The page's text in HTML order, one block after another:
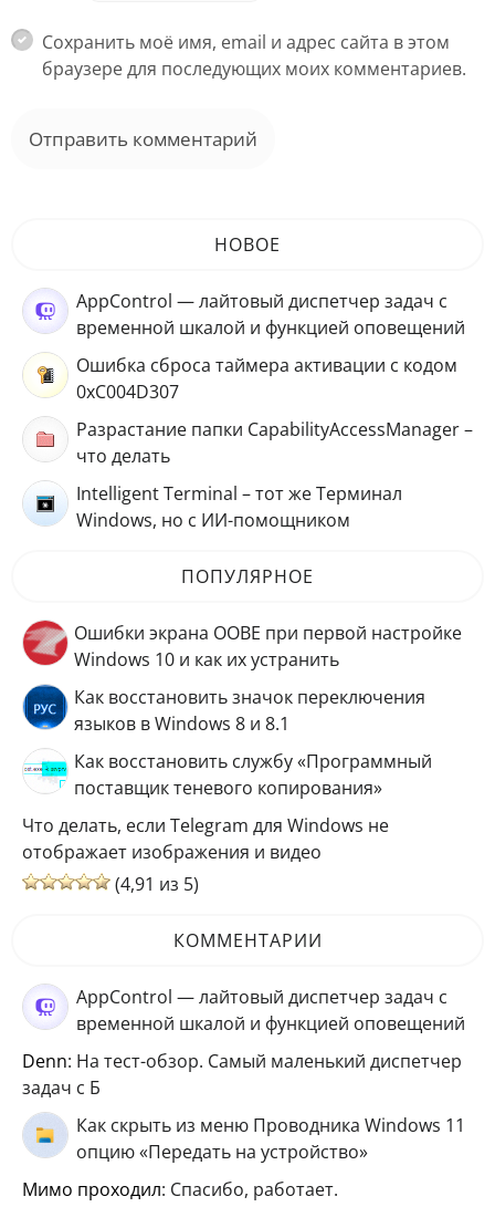
Сохранить моё имя, email и адрес сайта в этом
браузере для последующих моих комментариев.
НОВОЕ
AppControl — лайтовый диспетчер задач с
временной шкалой и функцией оповещений
Ошибка сброса таймера активации с кодом
0xC004D307
Разрастание папки CapabilityAccessManager –
что делать
Intelligent Terminal – тот же Терминал
Windows, но с ИИ-помощником
ПОПУЛЯРНОЕ
Ошибки экрана OOBE при первой настройке
Windows 10 и как их устранить
Как восстановить значок переключения
языков в Windows 8 и 8.1
Как восстановить службу «Программный
поставщик теневого копирования»
Что делать, если Telegram для Windows не
отображает изображения и видео
(4,91 из 5)
КОММЕНТАРИИ
AppControl — лайтовый диспетчер задач с
временной шкалой и функцией оповещений
Denn: На тест-обзор. Самый маленький диспетчер
задач с Б
Как скрыть из меню Проводника Windows 11
опцию «Передать на устройство»
мимо проходил: Спасибо, работает.